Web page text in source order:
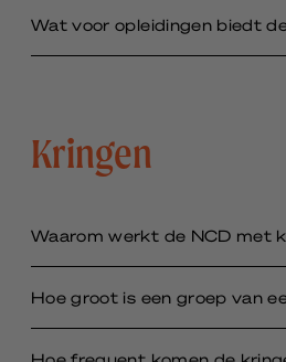
Wat voor opleidingen biedt
Kringen
Waarom werkt de NCD met
Hoe groot is een groep van